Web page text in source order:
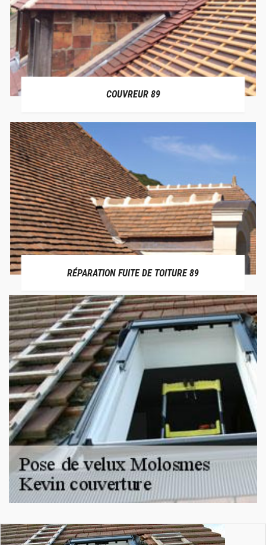
COUVREUR 89
RÉPARATION FUITE DE TOITURE 89